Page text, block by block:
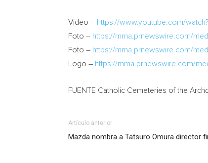
Video – https://www.youtube.com/
Foto – https://mma.prnewswire.com/
Foto – https://mma.prnewswire.com/
Logo – https://mma.prnewswire.com/
FUENTE Catholic Cemeteries of the
Artículo anterior
Mazda nombra a Tatsuro Omura director